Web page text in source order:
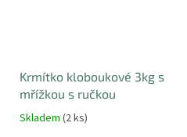
Krmítko kloboukové 3kg s
mřížkou s ručkou
Skladem (2 ks)